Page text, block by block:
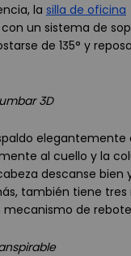
la silla de oficina
un sistema de
de 135° y
3D
elegantemente
al cuello y la
descanse bien
también tiene tres
de